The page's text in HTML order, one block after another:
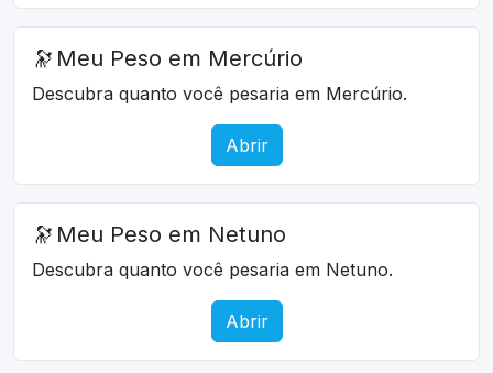
🔭 Meu Peso em Mercúrio
Descubra quanto você pesaria em Mercúrio.
Abrir
🔭 Meu Peso em Netuno
Descubra quanto você pesaria em Netuno.
Abrir